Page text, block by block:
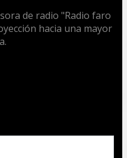
de radio "Radio faro
hacia una mayor